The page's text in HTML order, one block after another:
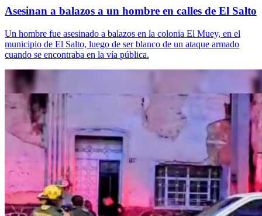
Asesinan a balazos a un hombre en calles de El Salto
Un hombre fue asesinado a balazos en la colonia El Muey, en el
municipio de El Salto, luego de ser blanco de un ataque armado
cuando se encontraba en la vía pública.